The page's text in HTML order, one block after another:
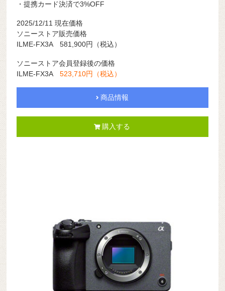
・提携カード決済で3%OFF
2025/12/11 現在価格
ソニーストア販売価格
ILME-FX3A 581,900円（税込）
ソニーストア会員登録後の価格
ILME-FX3A523,710円（税込）
商品情報
購入する